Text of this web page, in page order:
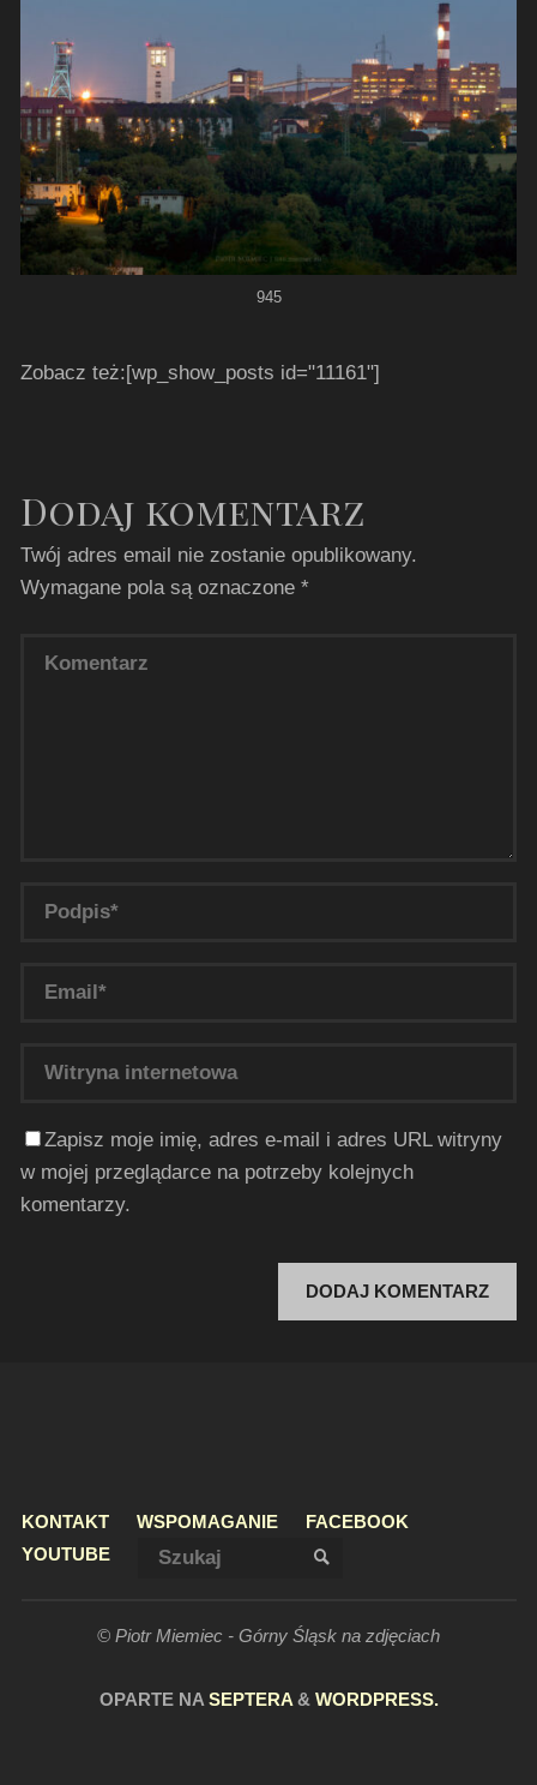
945
Zobacz też:[wp_show_posts id="11161"]
Dodaj komentarz
Twój adres email nie zostanie opublikowany.
Wymagane pola są oznaczone*
Zapisz moje imię, adres e-mail i adres URL witryny
w mojej przeglądarce na potrzeby kolejnych
komentarzy.
KONTAKT WSPOMAGANIE
FACEBOOK
YOUTUBE
SZUKAJ
© Piotr Miemiec - Górny Śląsk na zdjęciach
OPARTE NASEPTERA& WORDPRESS.